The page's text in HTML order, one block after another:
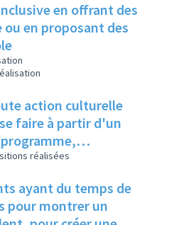
en offrant des
en proposant des
action culturelle
faire à partir d'un
réalisées
ayant du temps de
pour montrer un